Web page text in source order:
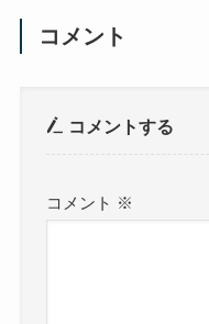
コメント
コメントする
コメント ※